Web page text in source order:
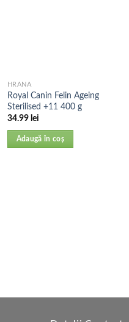
HRANA
Royal Canin Felin Ageing
Sterilised +11 400 g
34.99 lei
Adaugă în coș